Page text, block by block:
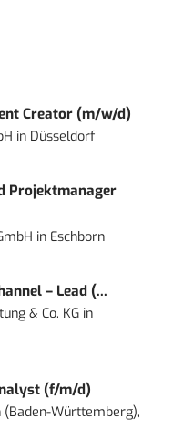
Creator (m/w/d)
in Düsseldorf
Projektmanager
in Eschborn
– Lead (...
& Co. KG in
(f/m/d)
(Baden-Württemberg),